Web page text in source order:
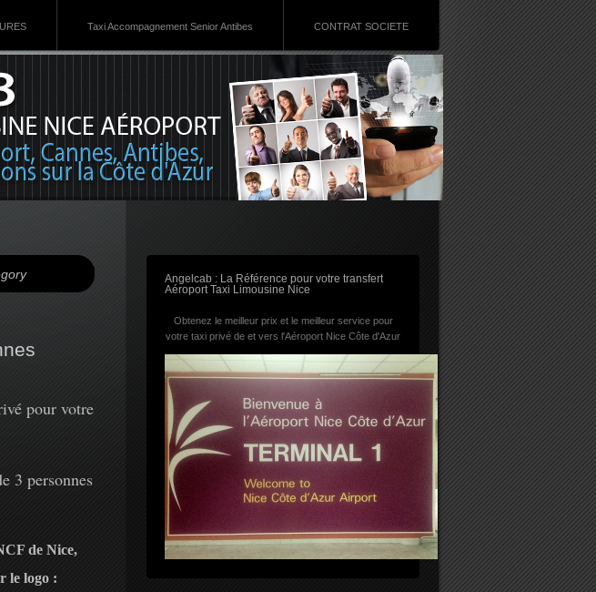
Taxi Accompagnement Senior Antibes CONTRAT SOCIETE
RSS
pour votre
3 personnes
de Nice,
le logo :
Angelcab : La Référence pour votre transfert
Aéroport Taxi Limousine Nice
Obtenez le meilleur prix et le meilleur service pour
votre taxi privé de et vers l'Aéroport Nice Côte d'Azur